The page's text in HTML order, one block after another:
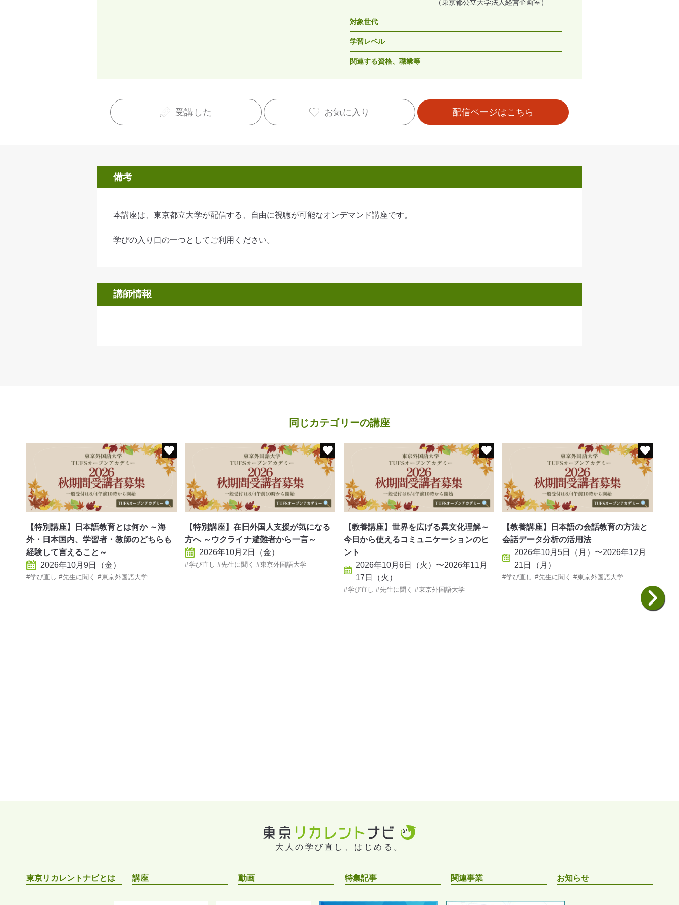
（東京都公立大学法人経営企画室）
対象世代
学習レベル
関連する資格、職業等
受講した お気に入り 配信ページはこちら
備考
本講座は、東京都立大学が配信する、自由に視聴が可能なオンデマンド講座です。
学びの入り口の一つとしてご利用ください。
講師情報
同じカテゴリーの講座
【特別講座】日本語教育とは何か ～海
外・日本国内、学習者・教師のどちらも
経験して言えること～
2026年10月9日（金）
学び直し 先生に聞く 東京外国語大学
【特別講座】在日外国人支援が気になる
方へ ～ウクライナ避難者から一言～
2026年10月2日（金）
学び直し 先生に聞く 東京外国語大学
【教養講座】世界を広げる異文化理解～
今日から使えるコミュニケーションのヒ
ント
2026年10月6日（火）〜2026年11月
17日（火）
学び直し 先生に聞く 東京外国語大学
【教養講座】日本語の会話教育の方法と
会話データ分析の活用法
2026年10月5日（月）〜2026年12月
21日（月）
学び直し 先生に聞く 東京外国語大学
大人の学び直し、はじめる。
東京リカレントナビとは 講座 動画 特集記事 関連事業 お知らせ